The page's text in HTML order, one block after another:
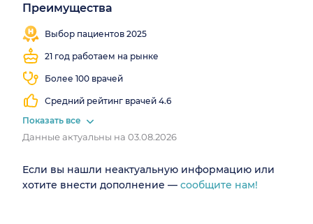
Преимущества
Выбор пациентов 2025
21 год работаем на рынке
Более 100 врачей
Средний рейтинг врачей 4.6
специальностей
МРТ
КТ
Работаем
выходные
Показать все
Данные актуальны на 03.08.2026
Если вы нашли неактуальную информацию или
хотите внести дополнение — сообщите нам!